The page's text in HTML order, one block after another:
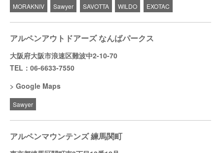
MORAKNIV Sawyer SAVOTTA WILDO EXOTAC
アルペンアウトドアーズ なんばパークス
大阪府大阪市浪速区難波中2-10-70
TEL：06-6633-7550
Google Maps
Sawyer
アルペンマウンテンズ 練馬関町